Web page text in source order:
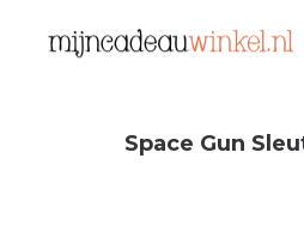
Space Gun